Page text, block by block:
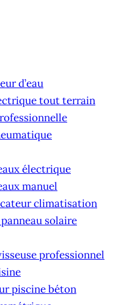
d’eau
tout terrain
électrique
manuel
climatisation
solaire
professionnel
piscine béton